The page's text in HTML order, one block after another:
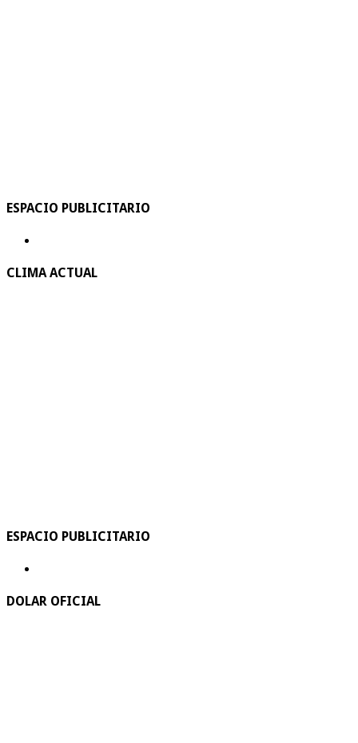
ESPACIO PUBLICITARIO
CLIMA ACTUAL
ESPACIO PUBLICITARIO
DOLAR OFICIAL